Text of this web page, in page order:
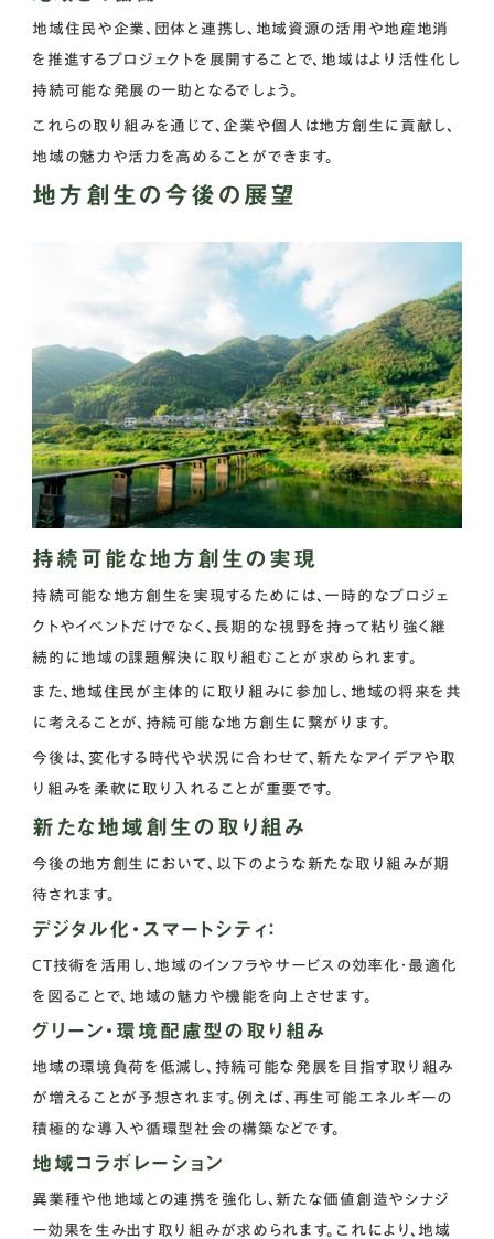
地域住民や企業、団体と連携し、地域資源の活用や地産地消
を推進するプロジェクトを展開することで、地域はより活性化し
持続可能な発展の一助となるでしょう。
これらの取り組みを通じて、企業や個人は地方創生に貢献し、
地域の魅力や活力を高めることができます。
地方創生の今後の展望
持続可能な地方創生の実現
持続可能な地方創生を実現するためには、一時的なプロジェ
クトやイベントだけでなく、長期的な視野を持って粘り強く継
続的に地域の課題解決に取り組むことが求められます。
また、地域住民が主体的に取り組みに参加し、地域の将来を共
に考えることが、持続可能な地方創生に繋がります。
今後は、変化する時代や状況に合わせて、新たなアイデアや取
り組みを柔軟に取り入れることが重要です。
新たな地域創生の取り組み
今後の地方創生において、以下のような新たな取り組みが期
待されます。
デジタル化・スマートシティ：
CT技術を活用し、地域のインフラやサービスの効率化・最適化
を図ることで、地域の魅力や機能を向上させます。
グリーン・環境配慮型の取り組み
地域の環境負荷を低減し、持続可能な発展を目指す取り組み
が増えることが予想されます。例えば、再生可能エネルギーの
積極的な導入や循環型社会の構築などです。
地域コラボレーション
異業種や他地域との連携を強化し、新たな価値創造やシナジ
ー効果を生み出す取り組みが求められます。これにより、地域